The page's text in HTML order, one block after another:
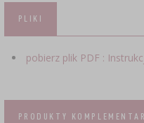
PLIKI
pobierz plik PDF :
PRODUKTY